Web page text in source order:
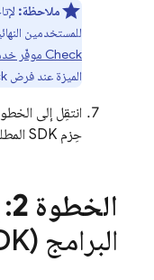
ملاحظة:
للمستخدمين
Check موفّر
الميزة عند فرض
انتقِل إلى
حِزم SDK المطلوبة إلى تطبيقك.
الخطوة 2
البرامج (SDK) المطلوبة